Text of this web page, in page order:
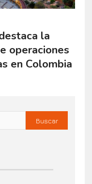
la
operaciones
en Colombia